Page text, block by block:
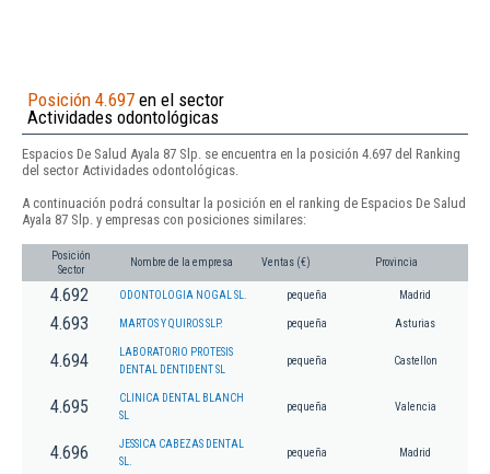
Posición 4.697 en el sector
Actividades odontológicas
Espacios De Salud Ayala 87 Slp. se encuentra en la posición 4.697 del Ranking
del sector Actividades odontológicas.
A continuación podrá consultar la posición en el ranking de Espacios De Salud
Ayala 87 Slp. y empresas con posiciones similares:
Posición
Sector
Nombre de la empresa Ventas (€) Provincia
4.692 ODONTOLOGIA NOGAL SL. pequeña Madrid
4.693 MARTOS Y QUIROS SLP. pequeña Asturias
4.694
LABORATORIO PROTESIS
DENTAL DENTIDENT SL
pequeña Castellon
4.695
CLINICA DENTAL BLANCH
SL
pequeña Valencia
4.696
JESSICA CABEZAS DENTAL
SL.
pequeña Madrid